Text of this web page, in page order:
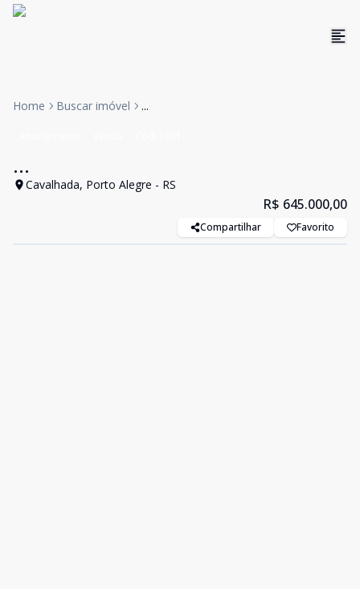
Home Buscar imóvel ...
...
Cavalhada, Porto Alegre - RS
R$ 645.000,00
Compartilhar Favorito